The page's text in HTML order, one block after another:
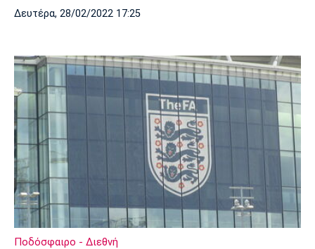
Δευτέρα, 28/02/2022 17:25
Ποδόσφαιρο - Διεθνή